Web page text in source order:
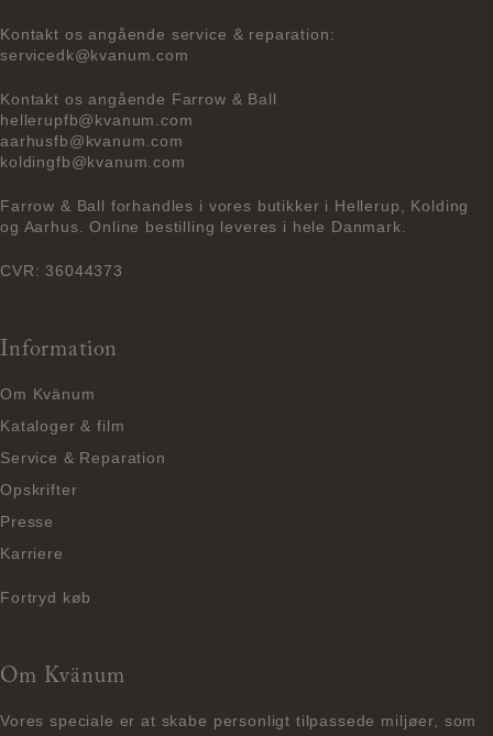
Kontakt os angående service & reparation:
servicedk@kvanum.com
Kontakt os angående Farrow & Ball
hellerupfb@kvanum.com
aarhusfb@kvanum.com
koldingfb@kvanum.com
Farrow & Ball forhandles i vores butikker i Hellerup, Kolding
og Aarhus. Online bestilling leveres i hele Danmark.
CVR: 36044373
Information
Om Kvänum
Kataloger & film
Service & Reparation
Opskrifter
Presse
Karriere
Fortryd køb
Om Kvänum
Vores speciale er at skabe personligt tilpassede miljøer, som